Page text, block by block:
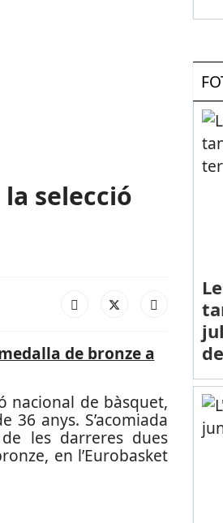
la selecció
de bronze a
nacional de bàsquet,
36 anys. S’acomiada
les darreres dues
en l’Eurobasket